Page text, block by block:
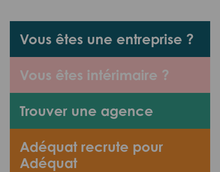
Vous êtes une entreprise ?
Vous êtes intérimaire ?
Trouver une agence
Adéquat recrute pour
Adéquat